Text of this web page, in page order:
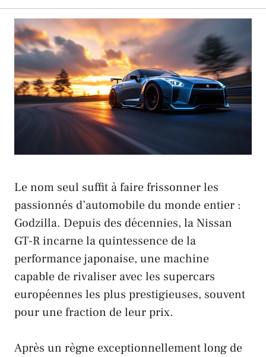
Le nom seul suffit à faire frissonner les
passionnés d’automobile du monde entier :
Godzilla. Depuis des décennies, laNissan
GT-Rincarne la quintessence de la
performance japonaise, une machine
capable de rivaliser avec les supercars
européennes les plus prestigieuses, souvent
pour une fraction de leur prix.
Après un règne exceptionnellement long de